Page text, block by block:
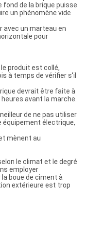
fond de la brique puisse
un phénomène vide
avec un marteau en
pour
produit est collé,
à temps de vérifier s'il
devrait être faite à
avant la marche.
de ne pas utiliser
équipement électrique,
mènent au
le climat et le degré
employer
boue de ciment à
extérieure est trop